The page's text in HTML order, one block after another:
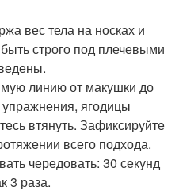
вес тела на носках и
строго под плечевыми
линию от макушки до
ягодицы
втянуть. Зафиксируйте
всего подхода.
чередовать: 30 секунд
3 раза.